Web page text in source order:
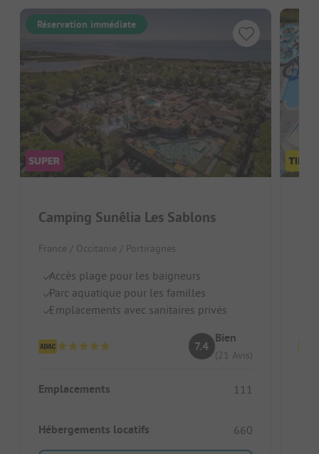
Réservation immédiate
Camping Sunêlia Les Sablons
France / Occitanie / Portiragnes
Accès plage pour les baigneurs
Parc aquatique pour les familles
Emplacements avec sanitaires privés
7.4
Bien
(21 Avis)
Emplacements 111
Hébergements locatifs 660